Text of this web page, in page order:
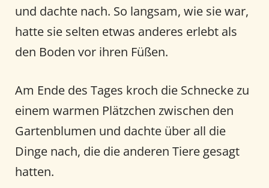
und dachte nach. So langsam, wie sie war,
hatte sie selten etwas anderes erlebt als
den Boden vor ihren Füßen.
Am Ende des Tages kroch die Schnecke zu
einem warmen Plätzchen zwischen den
Gartenblumen und dachte über all die
Dinge nach, die die anderen Tiere gesagt
hatten.